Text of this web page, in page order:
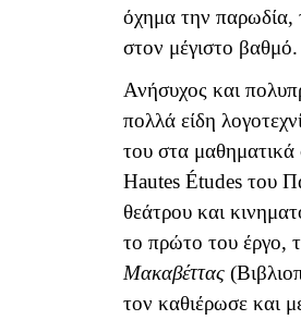
όχημα την παρωδία,
στον μέγιστο βαθμό.
Ανήσυχος και
πολλά είδη
του στα
Hautes Études του
θεάτρου και
το πρώτο του έργο,
Μακαβέττας
τον καθιέρωσε και